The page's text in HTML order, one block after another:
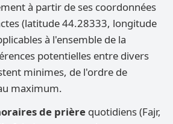
à partir de ses coordonnées
(latitude 44.28333, longitude
à l'ensemble de la
potentielles entre divers
minimes, de l'ordre de
maximum.
de prière quotidiens (Fajr,